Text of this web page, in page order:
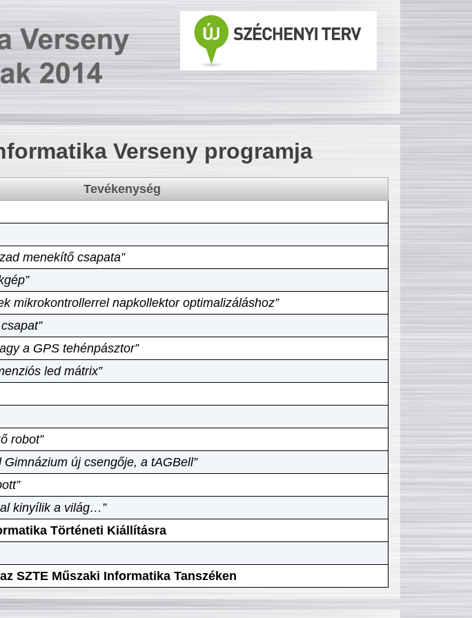
Verseny programja
Tevékenység
menekítő csapata”
mikrokontrollerrel napkollektor optimalizáláshoz”
a GPS tehénpásztor”
led mátrix”
robot”
Gimnázium új csengője, a tAGBell”
kinyílik a világ…”
Történeti Kiállításra
SZTE Műszaki Informatika Tanszéken